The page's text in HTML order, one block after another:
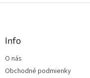
Info
O nás
Obchodné podmienky